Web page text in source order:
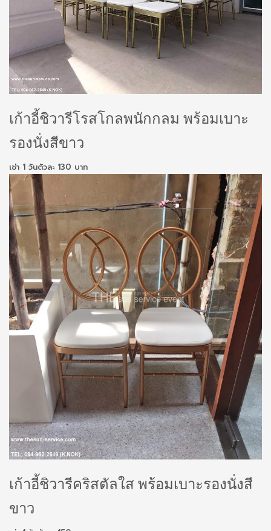
เก้าอี้ชิวารีโรสโกลพนักกลม พร้อมเบาะ
รองนั่งสีขาว
เช่า 1 วันตัวละ 130 บาท
เก้าอี้ชิวารีคริสตัลใส พร้อมเบาะรองนั่งสี
ขาว